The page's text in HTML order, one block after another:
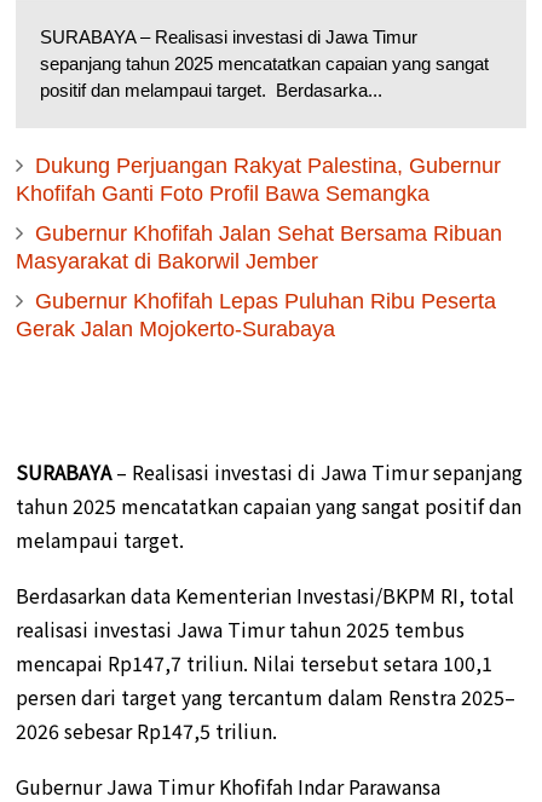
SURABAYA – Realisasi investasi di Jawa Timur
sepanjang tahun 2025 mencatatkan capaian yang sangat
positif dan melampaui target. Berdasarka...
Dukung Perjuangan Rakyat Palestina, Gubernur
Khofifah Ganti Foto Profil Bawa Semangka
Gubernur Khofifah Jalan Sehat Bersama Ribuan
Masyarakat di Bakorwil Jember
Gubernur Khofifah Lepas Puluhan Ribu Peserta
Gerak Jalan Mojokerto-Surabaya
SURABAYA– Realisasi investasi di Jawa Timur sepanjang
tahun 2025 mencatatkan capaian yang sangat positif dan
melampaui target.
Berdasarkan data Kementerian Investasi/BKPM RI, total
realisasi investasi Jawa Timur tahun 2025 tembus
mencapai Rp147,7 triliun. Nilai tersebut setara 100,1
persen dari target yang tercantum dalam Renstra 2025–
2026 sebesar Rp147,5 triliun.
Gubernur Jawa Timur Khofifah Indar Parawansa